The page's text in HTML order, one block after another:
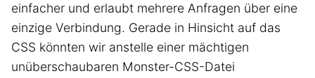
einfacher und erlaubt mehrere Anfragen über eine
einzige Verbindung. Gerade in Hinsicht auf das
CSS könnten wir anstelle einer mächtigen
unüberschaubaren Monster-CSS-Datei